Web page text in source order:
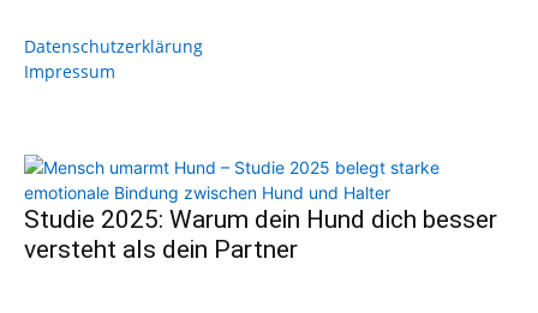
Datenschutzerklärung
Impressum
Studie 2025: Warum dein Hund dich besser
versteht als dein Partner